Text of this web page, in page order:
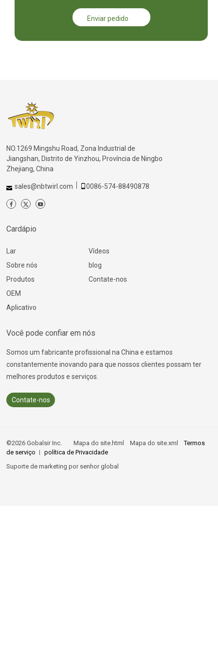
Enviar pedido
NO.1269 Mingshu Road, Zona Industrial de
Jiangshan, Distrito de Yinzhou, Província de Ningbo
Zhejiang, China
sales@nbtwirl.com 0086-574-88490878
Cardápio
Lar
Sobre nós
Produtos
OEM
Aplicativo
Vídeos
blog
Contate-nos
Você pode confiar em nós
Somos um fabricante profissional na China e estamos
constantemente inovando para que nossos clientes possam ter
melhores produtos e serviços.
Contate-nos
©2026 Gobalsir Inc.Mapa do site.html Mapa do site.xml
Termos
de serviço
política de Privacidade
Suporte de marketing por senhor global